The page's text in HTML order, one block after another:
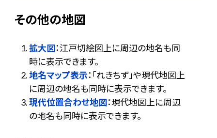
その他の地図
拡大図：江戸切絵図上に周辺の地名も同
時に表示できます。
地名マップ表示：「れきちず」や現代地図上
に周辺の地名も同時に表示できます。
現代位置合わせ地図：現代地図上に周辺
の地名も同時に表示できます。